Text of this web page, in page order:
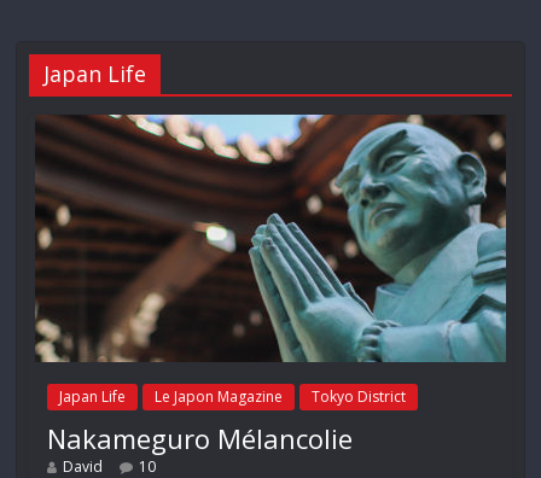
Japan Life
Japan Life Le Japon Magazine Tokyo District
Nakameguro Mélancolie
David 10